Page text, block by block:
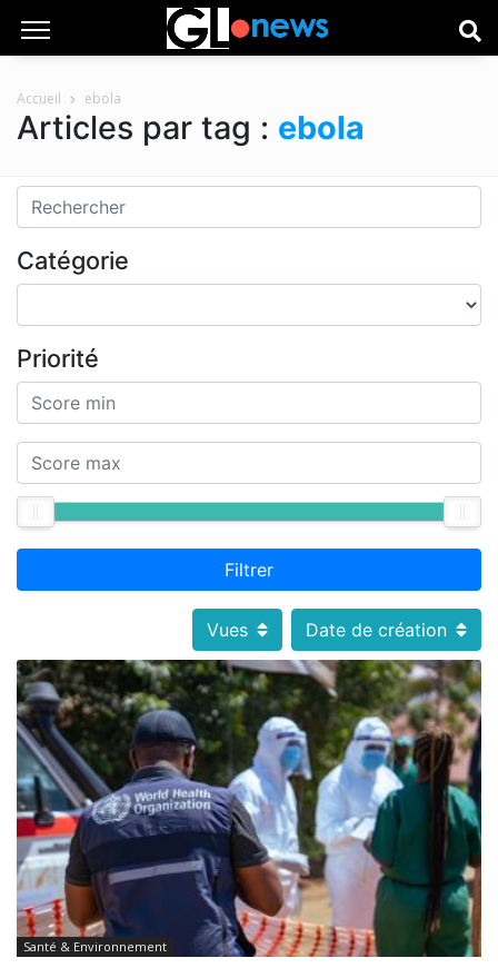
Accueil ebola
Articles par tag : ebola
Catégorie
Priorité
Filtrer
Vues Date de création
Santé & Environnement